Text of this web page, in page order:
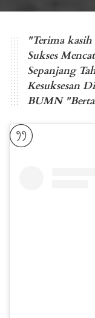
"Terima
Sukses
Sepanjang
Kesuksesan
BUMN